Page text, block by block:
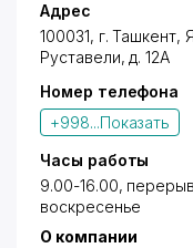
Адрес
100031, г. Ташкент,
Руставели, д. 12А
Номер телефона
+998...Показать
Часы работы
9.00-16.00,
воскресенье
О компании